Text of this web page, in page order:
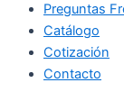
Preguntas
Catálogo
Cotización
Contacto